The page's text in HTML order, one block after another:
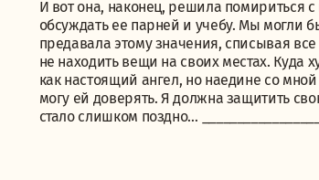
И вот она, наконец, решила помириться
обсуждать ее парней и учебу. Мы могли
предавала этому значения, списывая
не находить вещи на своих местах. Куда
как настоящий ангел, но наедине со
могу ей доверять. Я должна защитить
стало слишком поздно…